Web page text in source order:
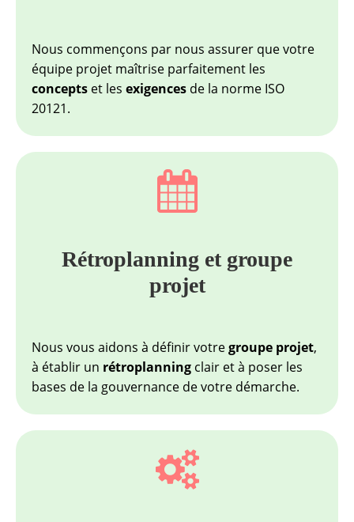
Nous commençons par nous assurer que votre
équipe projet maîtrise parfaitement les
concepts et les exigences de la norme ISO
20121.
Rétroplanning et groupe
projet
Nous vous aidons à définir votregroupe projet,
à établir un rétroplanning clair et à poser les
bases de la gouvernance de votre démarche.